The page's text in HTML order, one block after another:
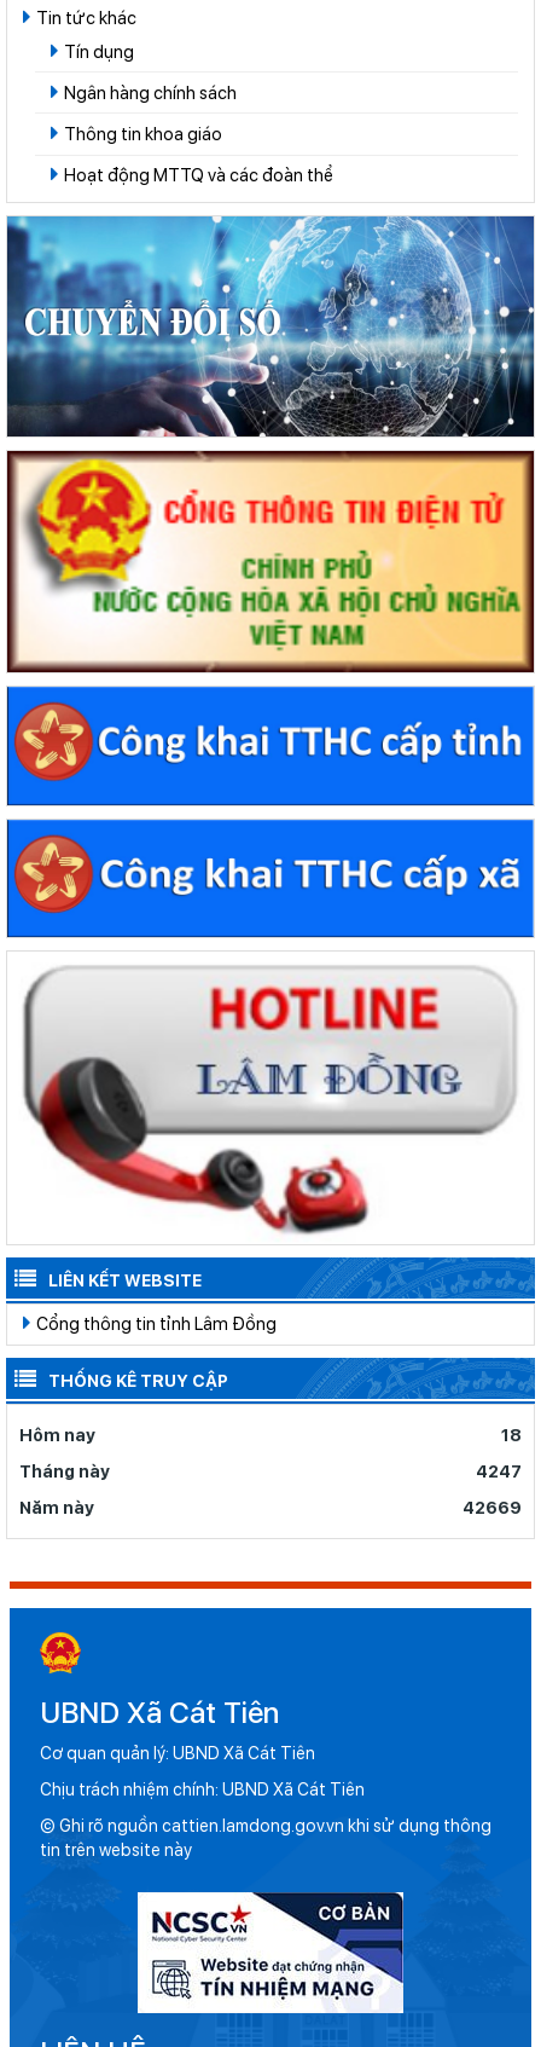
Tin tức khác
Tín dụng
Ngân hàng chính sách
Thông tin khoa giáo
Hoạt động MTTQ và các đoàn thể
LIÊN KẾT WEBSITE
Cổng thông tin tỉnh Lâm Đồng
THỐNG KÊ TRUY CẬP
Hôm nay
18
Tháng này
4247
Năm này
42669
UBND Xã Cát Tiên
Cơ quan quản lý: UBND Xã Cát Tiên
Chịu trách nhiệm chính: UBND Xã Cát Tiên
© Ghi rõ nguồn cattien.lamdong.gov.vn khi sử dụng thông
tin trên website này